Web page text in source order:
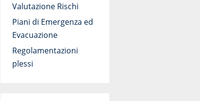
Valutazione Rischi
Piani di Emergenza ed
Evacuazione
Regolamentazioni
plessi